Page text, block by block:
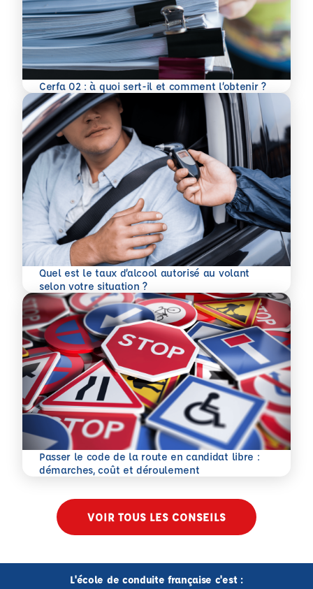
Cerfa 02 : à quoi sert-il et comment l’obtenir ?
En savoir plus
Quel est le taux d’alcool autorisé au volant
selon votre situation ?
En savoir plus
Passer le code de la route en candidat libre :
démarches, coût et déroulement
En savoir plus
VOIR TOUS LES CONSEILS
L'école de conduite française c'est :